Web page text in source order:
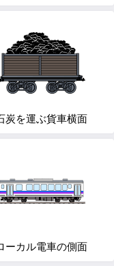
炭を運ぶ貨車横面
ーカル電車の側面